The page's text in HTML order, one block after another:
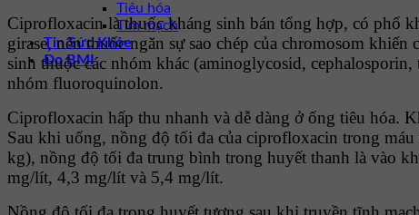
Tiêu hóa
Tim mạch
Tin Sức Khỏe
Đo BMI
Ciprofloxacin là thuốc kháng sinh bán tổng hợp, có phổ
girase, nên thuốc ngăn sự sao chép của chromosom
sinh thuộc các nhóm khác (aminoglycosid,
nhóm fluoroquinolon.
Ciprofloxacin hấp thu nhanh và dễ dàng ở ống tiêu hóa.
Sau khi uống, nồng độ tối đa của ciprofloxacin trong
kg), nồng độ tối đa trung bình trong huyết thanh là vào
mg/lít, 4,3 mg/lít và 5,4 mg/lít.